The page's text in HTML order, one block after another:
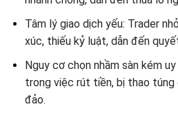
Tâm lý giao dịch yếu: Trader
xúc, thiếu kỷ luật, dẫn đến
Nguy cơ chọn nhầm sàn kém
trong việc rút tiền, bị thao túng
đảo.